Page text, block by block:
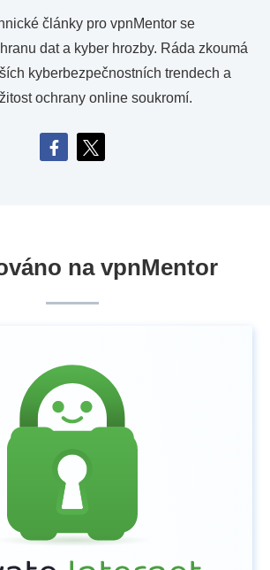
články pro vpnMentor se
dat a kyber hrozby. Ráda zkoumá
kyberbezpečnostních trendech a
ochrany online soukromí.
na vpnMentor